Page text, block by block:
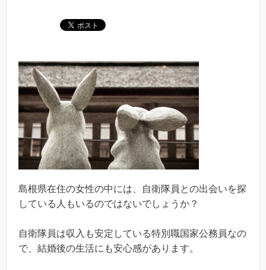
島根県在住の女性の中には、自衛隊員との出会いを探
している人もいるのではないでしょうか？
自衛隊員は収入も安定している特別職国家公務員なの
で、結婚後の生活にも安心感があります。